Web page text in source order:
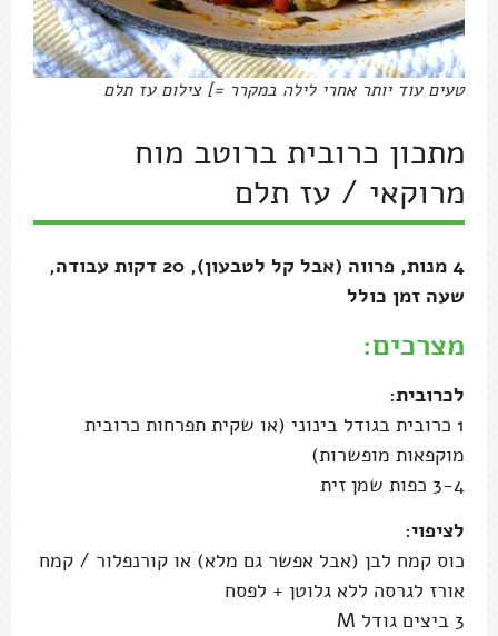
טעים עוד יותר אחרי לילה במקרר =] צילום עז תלם
מתכון כרובית ברוטב מוח
מרוקאי / עז תלם
4 מנות, פרווה (אבל קל לטבעון), 20 דקות עבודה,
שעה זמן כולל
מצרכים:
לכרובית:
1 כרובית בגודל בינוני (או שקית תפרחות כרובית
מוקפאות מופשרות)
3-4 כפות שמן זית
לציפוי:
כוס קמח לבן (אבל אפשר גם מלא) או קורנפלור / קמח
אורז לגרסה ללא גלוטן + לפסח
3 ביצים גודל M